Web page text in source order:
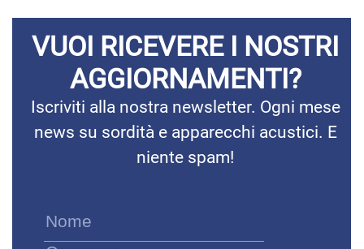
VUOI RICEVERE I NOSTRI
AGGIORNAMENTI?
Iscriviti alla nostra newsletter. Ogni mese
news su sordità e apparecchi acustici. E
niente spam!